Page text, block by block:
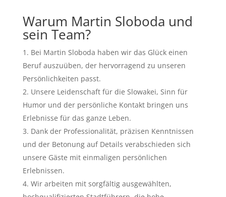
Warum Martin Sloboda und
sein Team?
Bei Martin Sloboda haben wir das Glück einen
Beruf auszuüben, der hervorragend zu unseren
Persönlichkeiten passt.
Unsere Leidenschaft für die Slowakei, Sinn für
Humor und der persönliche Kontakt bringen uns
Erlebnisse für das ganze Leben.
Dank der Professionalität, präzisen Kenntnissen
und der Betonung auf Details verabschieden sich
unsere Gäste mit einmaligen persönlichen
Erlebnissen.
Wir arbeiten mit sorgfältig ausgewählten,